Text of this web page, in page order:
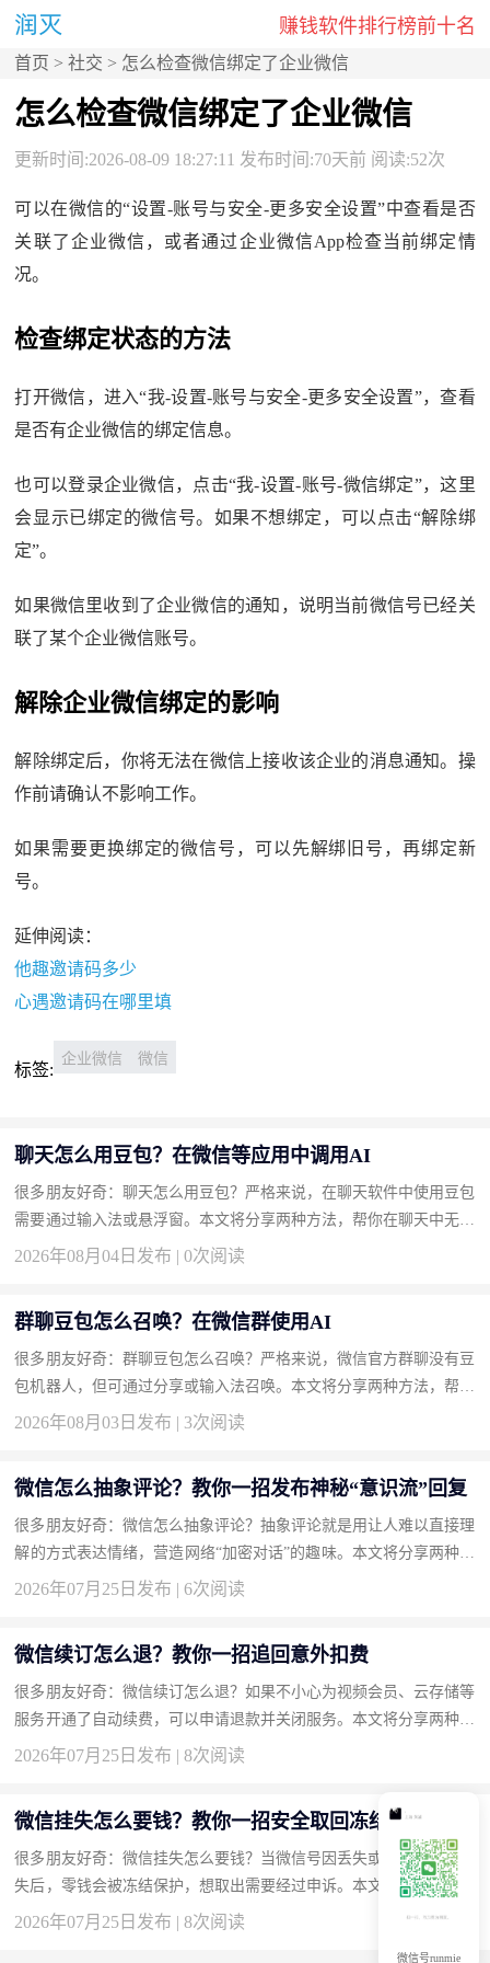
赚钱软件排行榜前十名
首页 >社交 > 怎么检查微信绑定了企业微信
怎么检查微信绑定了企业微信
更新时间:2026-08-09 18:27:11 发布时间:70天前 阅读:52次
可以在微信的“设置-账号与安全-更多安全设置”中查看是否
关联了企业微信，或者通过企业微信App检查当前绑定情
况。
检查绑定状态的方法
打开微信，进入“我-设置-账号与安全-更多安全设置”，查看
是否有企业微信的绑定信息。
也可以登录企业微信，点击“我-设置-账号-微信绑定”，这里
会显示已绑定的微信号。如果不想绑定，可以点击“解除绑
定”。
如果微信里收到了企业微信的通知，说明当前微信号已经关
联了某个企业微信账号。
解除企业微信绑定的影响
解除绑定后，你将无法在微信上接收该企业的消息通知。操
作前请确认不影响工作。
如果需要更换绑定的微信号，可以先解绑旧号，再绑定新
号。
延伸阅读：
他趣邀请码多少
心遇邀请码在哪里填
标签:
企业微信 微信
聊天怎么用豆包？在微信等应用中调用AI
很多朋友好奇：聊天怎么用豆包？严格来说，在聊天软件中使用豆包
需要通过输入法或悬浮窗。本文将分享两种方法，帮你在聊天中无缝
接入豆包。 方法一：安装豆包输入法实现边聊边AI（推荐） 输入...
2026年08月04日发布 | 0次阅读
群聊豆包怎么召唤？在微信群使用AI
很多朋友好奇：群聊豆包怎么召唤？严格来说，微信官方群聊没有豆
包机器人，但可通过分享或输入法召唤。本文将分享两种方法，帮你
轻松在群聊中显现豆包。 方法一：使用豆包输入法一键召唤回答
2026年08月03日发布 | 3次阅读
微信怎么抽象评论？教你一招发布神秘“意识流”回复
很多朋友好奇：微信怎么抽象评论？抽象评论就是用让人难以直接理
解的方式表达情绪，营造网络“加密对话”的趣味。本文将分享两种方
法，帮你成为评论区的气氛组大神。 方法一：使用火星文和倒装
2026年07月25日发布 | 6次阅读
微信续订怎么退？教你一招追回意外扣费
很多朋友好奇：微信续订怎么退？如果不小心为视频会员、云存储等
服务开通了自动续费，可以申请退款并关闭服务。本文将分享两种方
法，帮你追回多扣的钱。 方法一：在微信支付扣费记录中投诉并
2026年07月25日发布 | 8次阅读
微信挂失怎么要钱？教你一招安全取回冻结零钱
很多朋友好奇：微信挂失怎么要钱？当微信号因丢失或安全原因被挂
失后，零钱会被冻结保护，想取出需要经过申诉。本文将分享两种方
法，帮你安全转移资金。 方法一：通过微信申诉解冻账号并提现
2026年07月25日发布 | 8次阅读
微信号runmie